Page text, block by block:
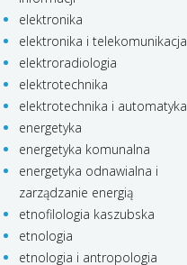
elektronika
elektronika i telekomunikacja
elektroradiologia
elektrotechnika
elektrotechnika i automatyka
energetyka
energetyka komunalna
energetyka odnawialna i
zarządzanie energią
etnofilologia kaszubska
etnologia
etnologia i antropologia